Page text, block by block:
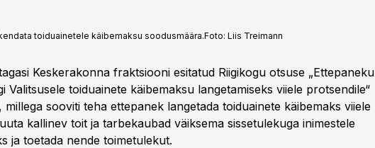
toiduainetele käibemaksu soodusmäära.Foto: Liis Treimann
Keskerakonna fraktsiooni esitatud Riigikogu otsuse „Ettepaneku
Valitsusele toiduainete käibemaksu langetamiseks viiele protsendile“
millega sooviti teha ettepanek langetada toiduainete käibemaks viiele
kallinev toit ja tarbekaubad väiksema sissetulekuga inimestele
ja toetada nende toimetulekut.